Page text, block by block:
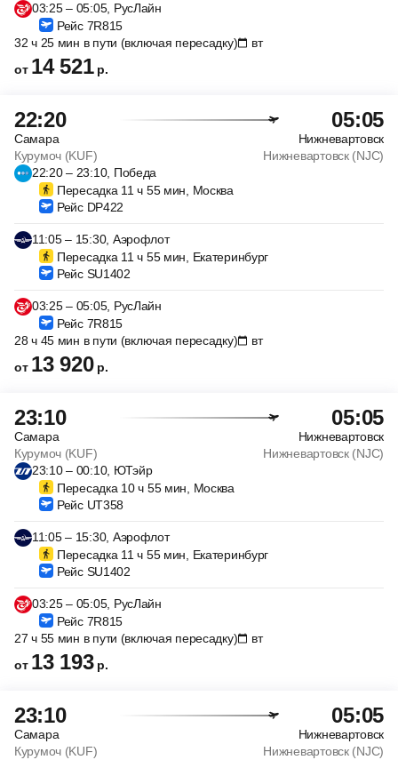
03:25 – 05:05, РусЛайн
Рейс 7R815
32 ч 25 мин в пути (включая пересадку)
вт
от 14 521 р.
22:20 05:05
Самара
Нижневартовск
Курумоч (KUF)
Нижневартовск (NJC)
22:20 – 23:10, Победа
Пересадка 11 ч 55 мин, Москва
Рейс DP422
11:05 – 15:30, Аэрофлот
Пересадка 11 ч 55 мин, Екатеринбург
Рейс SU1402
03:25 – 05:05, РусЛайн
Рейс 7R815
28 ч 45 мин в пути (включая пересадку)
вт
от 13 920 р.
23:10 05:05
Самара
Нижневартовск
Курумоч (KUF)
Нижневартовск (NJC)
23:10 – 00:10, ЮТэйр
Пересадка 10 ч 55 мин, Москва
Рейс UT358
11:05 – 15:30, Аэрофлот
Пересадка 11 ч 55 мин, Екатеринбург
Рейс SU1402
03:25 – 05:05, РусЛайн
Рейс 7R815
27 ч 55 мин в пути (включая пересадку)
вт
от 13 193 р.
23:10 05:05
Самара
Нижневартовск
Курумоч (KUF)
Нижневартовск (NJC)